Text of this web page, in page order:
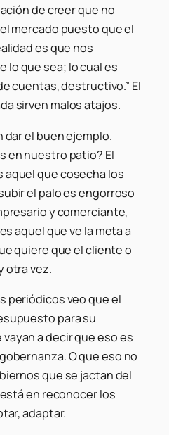
de creer que no
mercado puesto que el
es que nos
lo que sea; lo cual es
cuentas, destructivo.” El
sirven malos atajos.
dar el buen ejemplo.
en nuestro patio? El
aquel que cosecha los
el palo es engorroso
y comerciante,
aquel que ve la meta a
quiere que el cliente o
otra vez.
periódicos veo que el
para su
a decir que eso es
O que eso no
que se jactan del
en reconocer los
adaptar.